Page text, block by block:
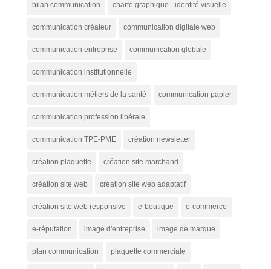
bilan communication charte graphique - identité visuelle
communication créateur communication digitale web
communication entreprise communication globale
communication institutionnelle
communication métiers de la santé communication papier
communication profession libérale
communication TPE-PME création newsletter
création plaquette création site marchand
création site web création site web adaptatif
création site web responsive e-boutique e-commerce
e-réputation image d'entreprise image de marque
plan communication plaquette commerciale